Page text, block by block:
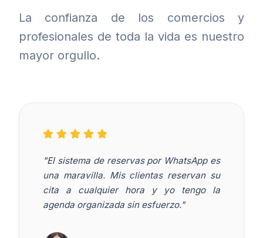
La confianza de los comercios y
profesionales de toda la vida es nuestro
mayor orgullo.
"El sistema de reservas por WhatsApp es
una maravilla. Mis clientas reservan su
cita a cualquier hora y yo tengo la
agenda organizada sin esfuerzo."